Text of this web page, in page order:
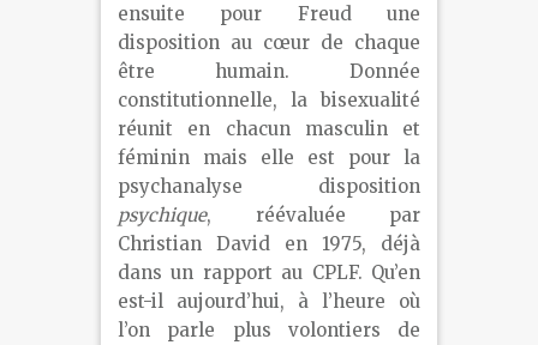
ensuite pour Freud une
disposition au cœur de chaque
être humain. Donnée
constitutionnelle, la bisexualité
réunit en chacun masculin et
féminin mais elle est pour la
psychanalyse disposition
psychique, réévaluée par
Christian David en 1975, déjà
dans un rapport au CPLF. Qu’en
est-il aujourd’hui, à l’heure où
l’on parle plus volontiers de